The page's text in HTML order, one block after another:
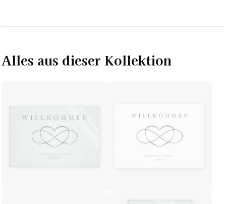
Alles aus dieser Kollektion